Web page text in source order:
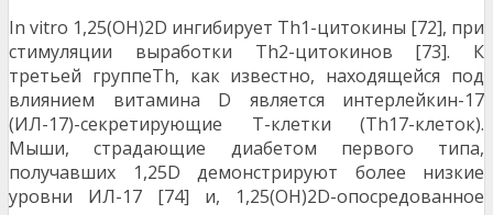
In vitro 1,25(OH)2D ингибирует Тh1-цитокины [72], при
стимуляции выработки Th2-цитокинов [73]. К
третьей группеTh, как известно, находящейся под
влиянием витамина D является интерлейкин-17
(ИЛ-17)-секретирующие Т-клетки (Th17-клеток).
Мыши, страдающие диабетом первого типа,
получавших 1,25D демонстрируют более низкие
уровни ИЛ-17 [74] и, 1,25(OH)2D-опосредованное